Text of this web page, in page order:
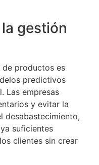
gestión
de productos es
predictivos
Las empresas
y evitar la
desabastecimiento,
suficientes
clientes sin crear